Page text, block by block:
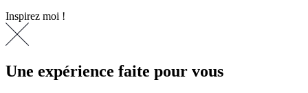
Inspirez moi !
Une expérience faite pour vous